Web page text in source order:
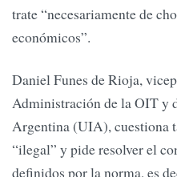
trate “necesariamente de
económicos”.
Daniel Funes de Rioja,
Administración de la OIT y
Argentina (UIA), cuestiona
“ilegal” y pide resolver el
definidos por la norma, es